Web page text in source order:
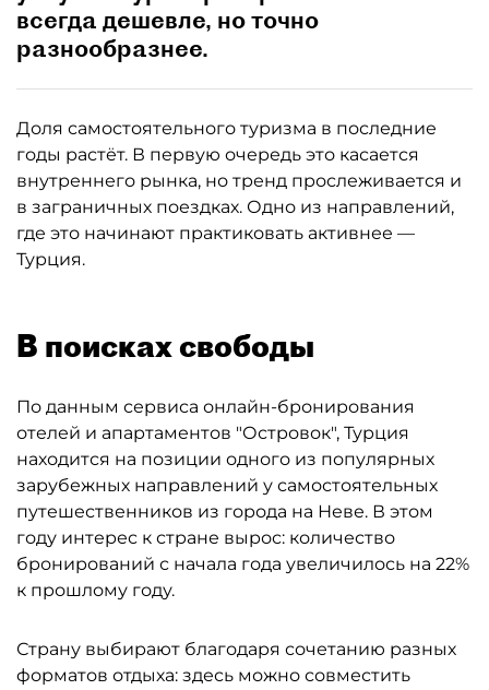
всегда дешевле, но точно
разнообразнее.
Доля самостоятельного туризма в последние
годы растёт. В первую очередь это касается
внутреннего рынка, но тренд прослеживается и
в заграничных поездках. Одно из направлений,
где это начинают практиковать активнее —
Турция.
В поисках свободы
По данным сервиса онлайн-бронирования
отелей и апартаментов "Островок", Турция
находится на позиции одного из популярных
зарубежных направлений у самостоятельных
путешественников из города на Неве. В этом
году интерес к стране вырос: количество
бронирований с начала года увеличилось на 22%
к прошлому году.
Страну выбирают благодаря сочетанию разных
форматов отдыха: здесь можно совместить